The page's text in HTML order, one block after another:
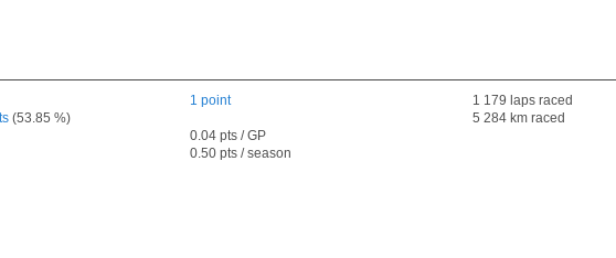
(53.85 %)
1 point
0.04 pts / GP
0.50 pts / season
1 179 laps raced
5 284 km raced